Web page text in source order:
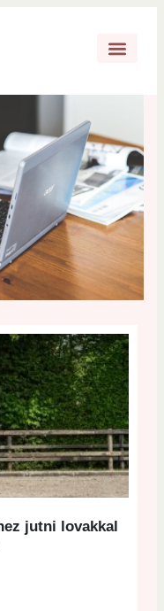
jutni lovakkal